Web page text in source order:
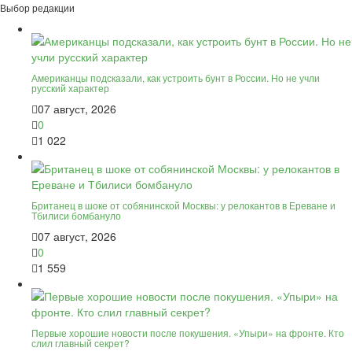
Выбор редакции
Американцы подсказали, как устроить бунт в России. Но не учли
русский характер
07 август, 2026
0
1 022
Британец в шоке от собянинской Москвы: у релокантов в Ереване и
Тбилиси бомбануло
07 август, 2026
0
1 559
Первые хорошие новости после покушения. «Упыри» на фронте. Кто
слил главный секрет?